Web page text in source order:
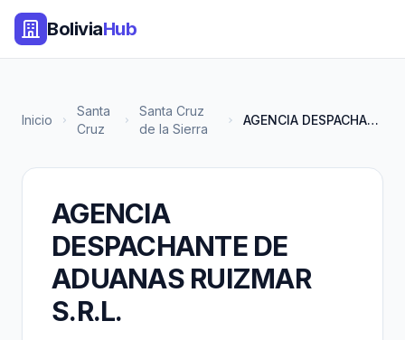
BoliviaHub
Inicio
Santa
Cruz
Santa Cruz
de la Sierra
AGENCIA DESPACHANTE DE ADUANAS...
AGENCIA
DESPACHANTE DE
ADUANAS RUIZMAR
S.R.L.